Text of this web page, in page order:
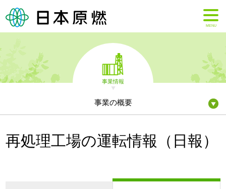
MENU
事業情報
事業の概要
再処理工場の運転情報（日報）